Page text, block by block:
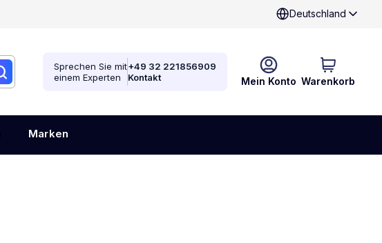
Deutschland
Mein Konto Warenkorb
Sprechen Sie mit
einem Experten
+49 32 221856909
Kontakt
Marken